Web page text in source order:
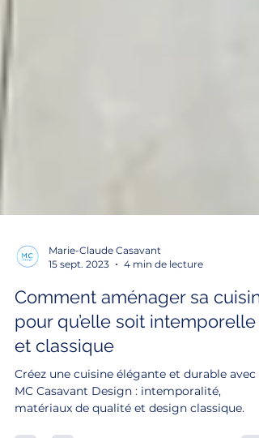
Marie-Claude Casavant
15 sept. 2023
4 min de lecture
Comment aménager sa
pour qu’elle soit intemporelle
et classique